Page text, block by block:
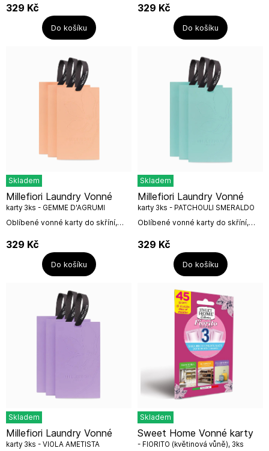
parfémovanými vůněmi z kolekce
Laundry od Millefiori Milano.
Jednotlivé...
329 Kč
Do košíku
parfémovanými vůněmi z kolekce
Laundry od Millefiori Milano.
Jednotlivé...
329 Kč
Do košíku
Skladem
Oblíbené vonné karty do skříní,
italských parfémů z kolekce
Laundry od Millefiori Milano.Baleno
Millefiori Laundry Vonné
karty 3ks - GEMME D'AGRUMI
329 Kč
Do košíku
Skladem
Oblíbené vonné karty do skříní,
italských parfémů z kolekce
Laundry od Millefiori Milano.Baleno
Millefiori Laundry Vonné
karty 3ks - PATCHOULI SMERALDO
329 Kč
Do košíku
Skladem
Millefiori Laundry Vonné
karty 3ks - VIOLA AMETISTA
Skladem
Sweet Home Vonné karty
- FIORITO (květinová vůně), 3ks